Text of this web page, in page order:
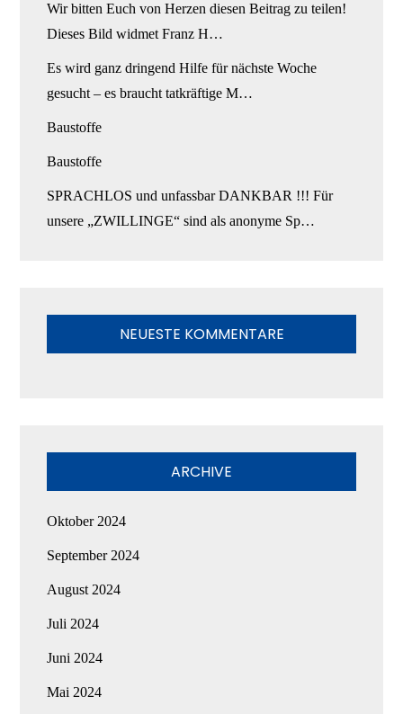
Wir bitten Euch von Herzen diesen Beitrag zu teilen!
Dieses Bild widmet Franz H…
Es wird ganz dringend Hilfe für nächste Woche
gesucht – es braucht tatkräftige M…
Baustoffe
Baustoffe
SPRACHLOS und unfassbar DANKBAR !!! Für
unsere „ZWILLINGE“ sind als anonyme Sp…
NEUESTE KOMMENTARE
ARCHIVE
Oktober 2024
September 2024
August 2024
Juli 2024
Juni 2024
Mai 2024